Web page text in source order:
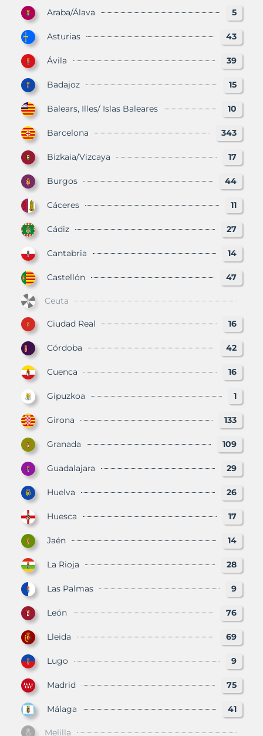
Araba/Álava 5
Asturias 43
Ávila 39
Badajoz 15
Balears, Illes/ Islas Baleares 10
Barcelona 343
Bizkaia/Vizcaya 17
Burgos 44
Cáceres 11
Cádiz 27
Cantabria 14
Castellón 47
Ceuta
Ciudad Real 16
Córdoba 42
Cuenca 16
Gipuzkoa 1
Girona 133
Granada 109
Guadalajara 29
Huelva 26
Huesca 17
Jaén 14
La Rioja 28
Las Palmas 9
León 76
Lleida 69
Lugo 9
Madrid 75
Málaga 41
Melilla